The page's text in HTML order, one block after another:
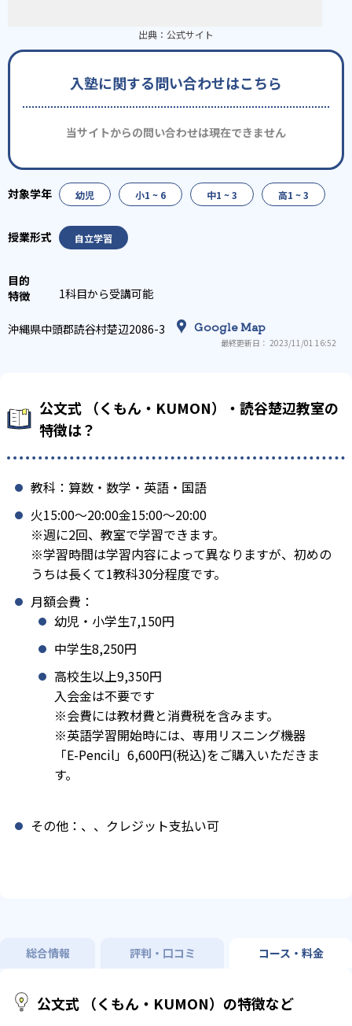
出典： 公式サイト
入塾に関する問い合わせはこちら
当サイトからの問い合わせは現在できません
幼児 小1 ~ 6 中1 ~ 3 高1 ~ 3
自立学習
1科目から受講可能
沖縄県中頭郡読谷村楚辺2086-3 Google Map
最終更新日： 2023/11/01 16:52
公文式 （くもん・KUMON）・読谷楚辺教室の
特徴は？
教科：算数・数学・英語・国語
火15:00〜20:00金15:00〜20:00
※週に2回、教室で学習できます。
※学習時間は学習内容によって異なりますが、初めの
うちは長くて1教科30分程度です。
月額会費：
幼児・小学生7,150円
中学生8,250円
高校生以上9,350円
入会金は不要です
※会費には教材費と消費税を含みます。
※英語学習開始時には、専用リスニング機器
「E-Pencil」6,600円(税込)をご購入いただきま
す。
その他：、、クレジット支払い可
総合情報 評判・口コミ コース・料金
公文式 （くもん・KUMON）の特徴など